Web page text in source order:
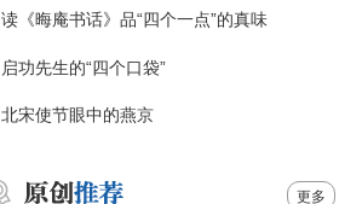
读《晦庵书话》品“四个一点”的真味
启功先生的“四个口袋”
北宋使节眼中的燕京
更多